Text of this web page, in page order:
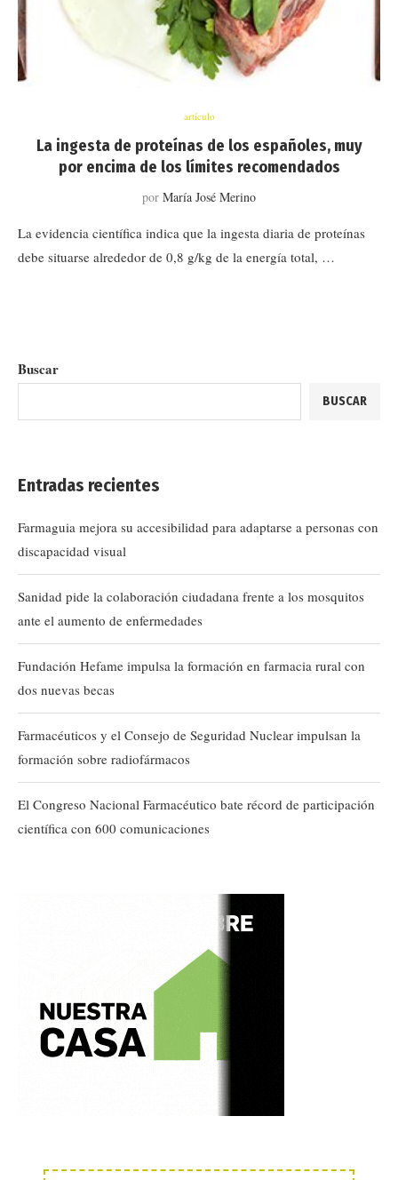
artículo
La ingesta de proteínas de los españoles, muy
por encima de los límites recomendados
por María José Merino
La evidencia científica indica que la ingesta diaria de proteínas
debe situarse alrededor de 0,8 g/kg de la energía total, …
Buscar
BUSCAR
Entradas recientes
Farmaguia mejora su accesibilidad para adaptarse a personas con
discapacidad visual
Sanidad pide la colaboración ciudadana frente a los mosquitos
ante el aumento de enfermedades
Fundación Hefame impulsa la formación en farmacia rural con
dos nuevas becas
Farmacéuticos y el Consejo de Seguridad Nuclear impulsan la
formación sobre radiofármacos
El Congreso Nacional Farmacéutico bate récord de participación
científica con 600 comunicaciones